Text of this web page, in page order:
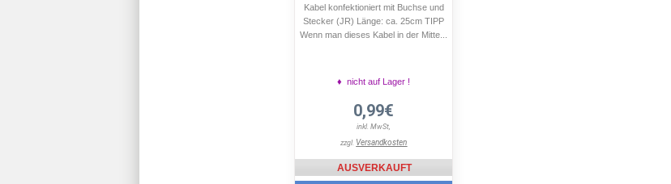
Kabel konfektioniert mit Buchse und
Stecker (JR) Länge: ca. 25cm TIPP
Wenn man dieses Kabel in der Mitte...
♦ nicht auf Lager !
0,99€
inkl. MwSt,
zzgl. Versandkosten
AUSVERKAUFT